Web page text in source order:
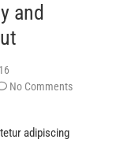
and
No Comments
adipiscing